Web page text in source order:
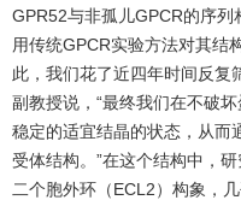
GPR52与非孤儿GPCR的序
用传统GPCR实验方法对其结
此，我们花了近四年时间反复
副教授说，“最终我们在不破
稳定的适宜结晶的状态，从而
受体结构。”在这个结构中，
二个胞外环（ECL2）构象，